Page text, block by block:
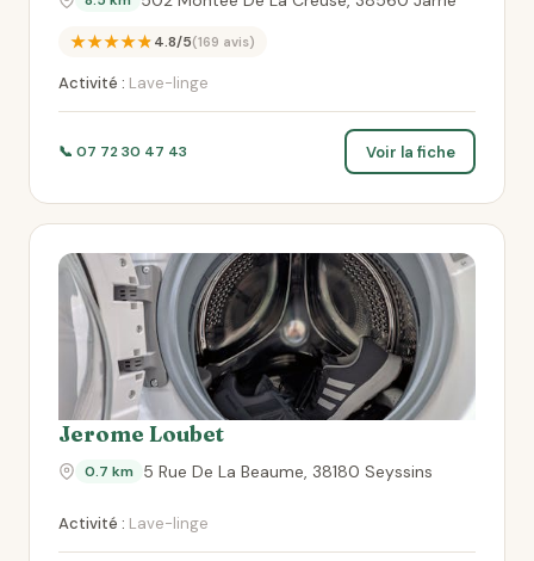
★★★★★4.8/5(169 avis)
Activité : Lave-linge
📞 07 72 30 47 43 Voir la fiche
Jerome Loubet
0.7 km 5 Rue De La Beaume, 38180 Seyssins
Activité : Lave-linge